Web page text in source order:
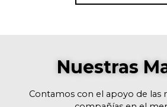
Nuestras
Contamos con el apoyo de las